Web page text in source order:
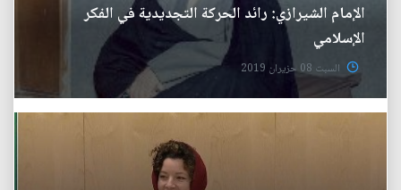
الإمام الشيرازي: رائد الحركة التجديدية في الفكر
الإسلامي
السبت 08 حزيران 2019